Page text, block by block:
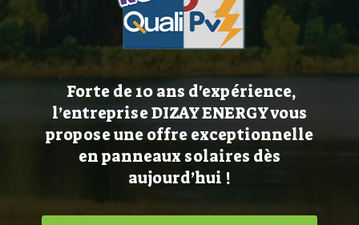
Forte de 10 ans d'expérience,
l’entreprise DIZAY ENERGY vous
propose une offre exceptionnelle
en panneaux solaires dès
aujourd’hui !